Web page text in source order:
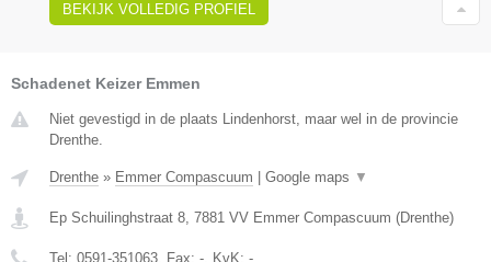
BEKIJK VOLLEDIG PROFIEL
Schadenet Keizer Emmen
Niet gevestigd in de plaats Lindenhorst, maar wel in de provincie
Drenthe.
Drenthe » Emmer Compascuum Google maps ▼
Ep Schuilinghstraat 8, 7881 VV Emmer Compascuum (Drenthe)
Tel: 0591-351063, Fax: -, KvK: -